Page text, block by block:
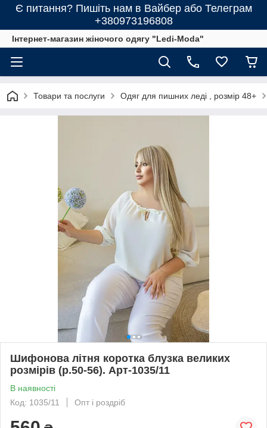
Є питання? Пишіть нам в Вайбер або Телеграм
+380973196808
Інтернет-магазин жіночого одягу "Ledi-Moda"
Товари та послуги Одяг для пишних леді , розмір 48+
Шифонова літня коротка блузка великих
розмірів (р.50-56). Арт-1035/11
В наявності
Код: 1035/11
Опт і роздріб